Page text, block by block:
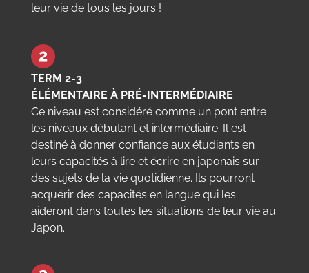
leur vie de tous les jours !
TERM 2-3
ÉLÉMENTAIRE À PRÉ-INTERMÉDIAIRE
Ce niveau est considéré comme un pont entre
les niveaux débutant et intermédiaire. Il est
destiné à donner confiance aux étudiants en
leurs capacités à lire et écrire en japonais sur
des sujets de la vie quotidienne. Ils pourront
acquérir des capacités en langue qui les
aideront dans toutes les situations de leur vie au
Japon.